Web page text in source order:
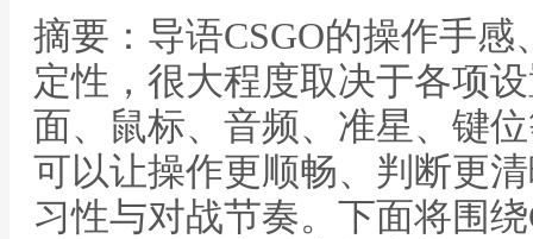
摘要：导语CSGO的操作手
定性，很大程度取决于各项
面、鼠标、音频、准星、键
可以让操作更顺畅、判断更
习性与对战节奏。下面将围